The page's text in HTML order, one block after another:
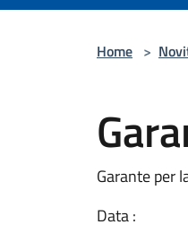
Home >
Garante per
Data :